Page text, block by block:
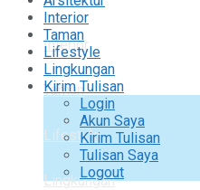
Interior
Taman
Lifestyle
Lingkungan
Interior
Taman
Lifestyle
Lingkungan
Kirim Tulisan
Login
Akun Saya
Kirim Tulisan
Tulisan Saya
Logout